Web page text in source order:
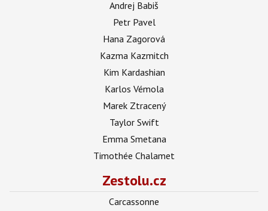
Andrej Babiš
Petr Pavel
Hana Zagorová
Kazma Kazmitch
Kim Kardashian
Karlos Vémola
Marek Ztracený
Taylor Swift
Emma Smetana
Timothée Chalamet
Zestolu.cz
Carcassonne